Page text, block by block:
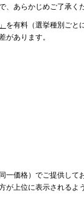
あらかじめご了承くだ
を有料（選挙種別ごと
があります。
一価格）でご提供して
が上位に表示されるよ